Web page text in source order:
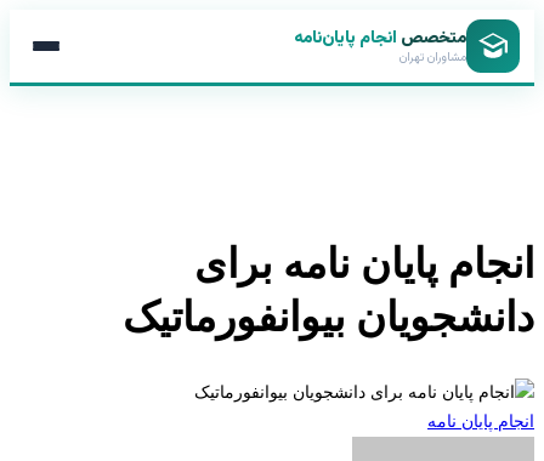
متخصصانجام پایان‌نامه
مشاوران تهران
پایان نامه برای
بیوانفورماتیک
پایان نامه